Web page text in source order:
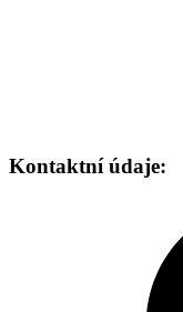
Kontaktní údaje: